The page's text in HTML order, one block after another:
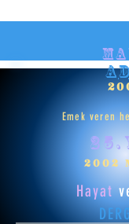
Emek veren
2002
Hayat